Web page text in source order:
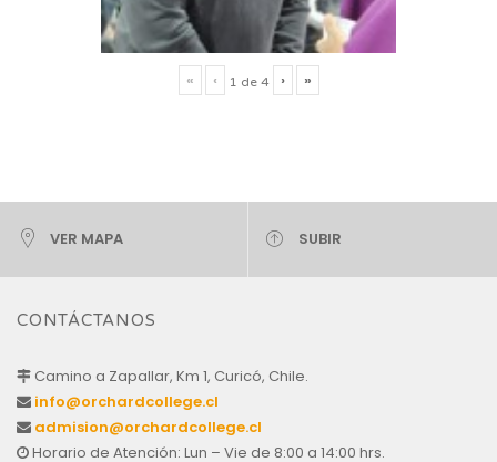
« ‹ 1 de 4 › »
VER MAPA SUBIR
CONTÁCTANOS
Camino a Zapallar, Km 1, Curicó, Chile.
info@orchardcollege.cl
admision@orchardcollege.cl
Horario de Atención: Lun – Vie de 8:00 a 14:00 hrs.